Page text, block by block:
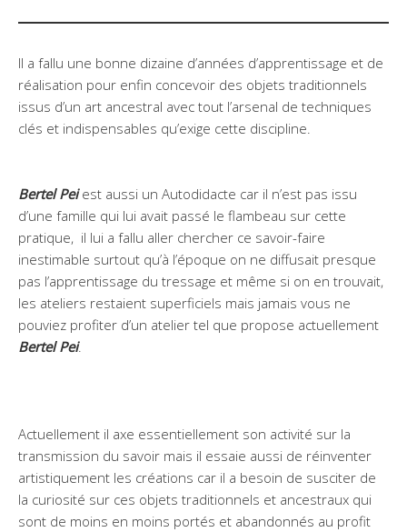
Il a fallu une bonne dizaine d’années d’apprentissage et de
réalisation pour enfin concevoir des objets traditionnels
issus d’un art ancestral avec tout l’arsenal de techniques
clés et indispensables qu’exige cette discipline.
Bertel Peiest aussi un Autodidacte car il n’est pas issu
d’une famille qui lui avait passé le flambeau sur cette
pratique, il lui a fallu aller chercher ce savoir-faire
inestimable surtout qu’à l’époque on ne diffusait presque
pas l’apprentissage du tressage et même si on en trouvait,
les ateliers restaient superficiels mais jamais vous ne
pouviez profiter d’un atelier tel que propose actuellement
Bertel Pei.
Actuellement il axe essentiellement son activité sur la
transmission du savoir mais il essaie aussi de réinventer
artistiquement les créations car il a besoin de susciter de
la curiosité sur ces objets traditionnels et ancestraux qui
sont de moins en moins portés et abandonnés au profit